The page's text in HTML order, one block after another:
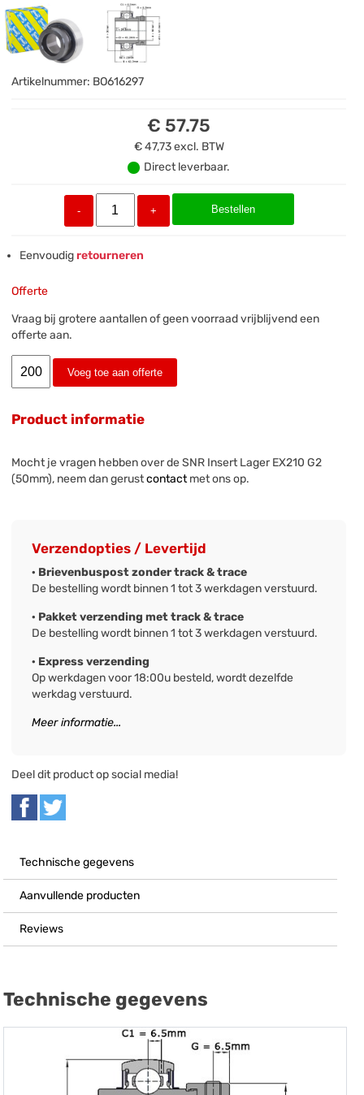
Artikelnummer: BO616297
€ 57.75
€ 47,73excl. BTW
Direct leverbaar.
- + Bestellen
Eenvoudigretourneren
Offerte
Vraag bij grotere aantallen of geen voorraad vrijblijvend een
offerte aan.
Voeg toe aan offerte
Product informatie
Mocht je vragen hebben over de SNR Insert Lager EX210 G2
(50mm), neem dan gerustcontactmet ons op.
Verzendopties / Levertijd
· Brievenbuspost zonder track & trace
De bestelling wordt binnen 1 tot 3 werkdagen verstuurd.
· Pakket verzending met track & trace
De bestelling wordt binnen 1 tot 3 werkdagen verstuurd.
· Express verzending
Op werkdagen voor 18:00u besteld, wordt dezelfde
werkdag verstuurd.
Meer informatie...
Deel dit product op social media!
Technische gegevens
Aanvullende producten
Reviews
Technische gegevens